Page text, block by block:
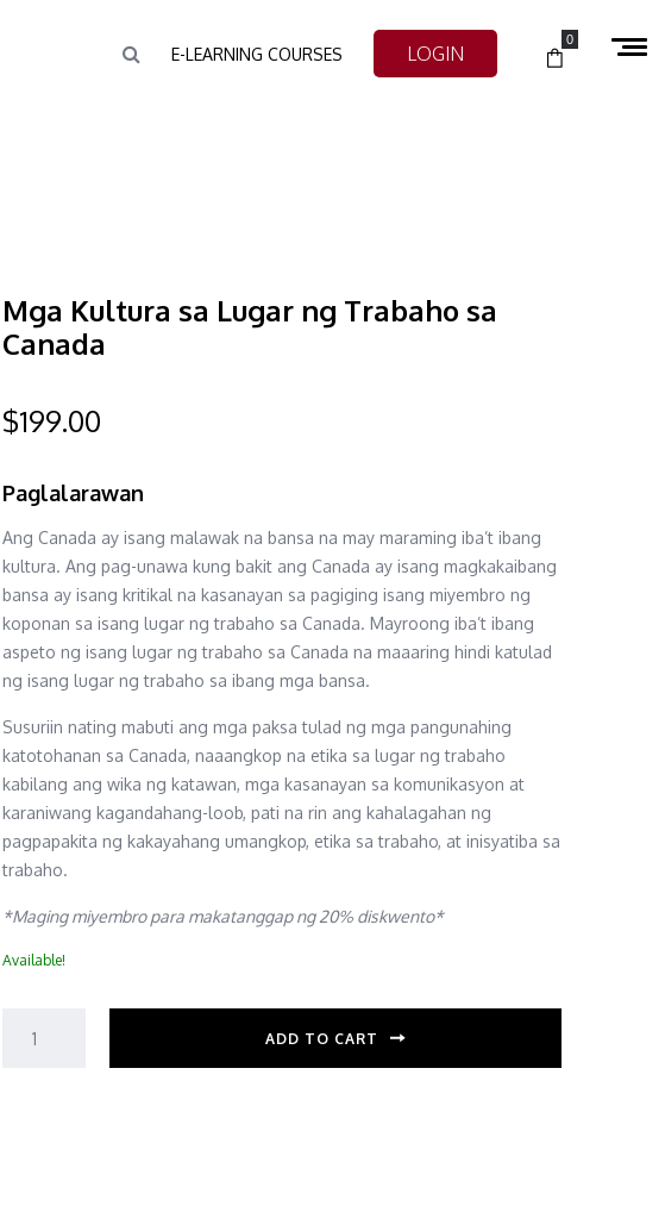
E-LEARNING COURSES LOGIN
0
Mga Kultura sa Lugar ng Trabaho sa
Canada
$199.00
Paglalarawan
Ang Canada ay isang malawak na bansa na may maraming iba’t ibang
kultura. Ang pag-unawa kung bakit ang Canada ay isang magkakaibang
bansa ay isang kritikal na kasanayan sa pagiging isang miyembro ng
koponan sa isang lugar ng trabaho sa Canada. Mayroong iba’t ibang
aspeto ng isang lugar ng trabaho sa Canada na maaaring hindi katulad
ng isang lugar ng trabaho sa ibang mga bansa.
Susuriin nating mabuti ang mga paksa tulad ng mga pangunahing
katotohanan sa Canada, naaangkop na etika sa lugar ng trabaho
kabilang ang wika ng katawan, mga kasanayan sa komunikasyon at
karaniwang kagandahang-loob, pati na rin ang kahalagahan ng
pagpapakita ng kakayahang umangkop, etika sa trabaho, at inisyatiba sa
trabaho.
*Maging miyembro para makatanggap ng 20% diskwento*
Available!
ADD TO CART